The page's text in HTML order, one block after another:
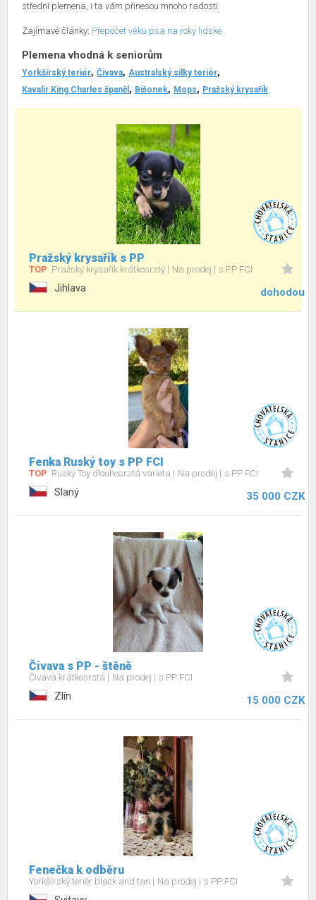
střední plemena, i ta vám přinesou mnoho radosti.
Zajímavé články: Přepočet věku psa na roky lidské
Plemena vhodná k seniorům
Yorkšírský teriér Čivava Australský silky teriér
Kavalír King Charles španěl
Bišonek Mops Pražský krysařík
Pražský krysařík s PP
TOP Pražský krysařík krátkosrstý Na prodej s PP FCI
Jihlava dohodou
Fenka Ruský toy s PP FCI
TOP Ruský Toy dlouhosrstá varieta Na prodej s PP FCI
Slaný 35 000 CZK
Čivava s PP - štěně
Čivava krátkosrstá Na prodej s PP FCI
Zlín 15 000 CZK
Fenečka k odběru
Yorkšírský teriér black and tan Na prodej s PP FCI